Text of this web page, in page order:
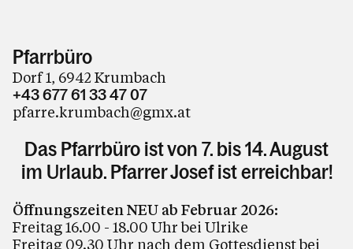
Pfarrbüro
Dorf 1, 6942 Krumbach
+43 677 61 33 47 07
pfarre.krumbach@gmx.at
Das Pfarrbüro ist von 7. bis 14. August
im Urlaub. Pfarrer Josef ist erreichbar!
Öffnungszeiten NEU ab Februar 2026:
Freitag 16.00 - 18.00 Uhr bei Ulrike
Freitag 09.30 Uhr nach dem Gottesdienst bei